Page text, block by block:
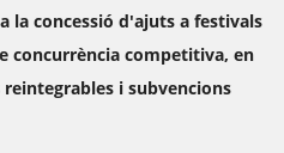
la concessió d'ajuts a festivals
concurrència competitiva, en
i subvencions